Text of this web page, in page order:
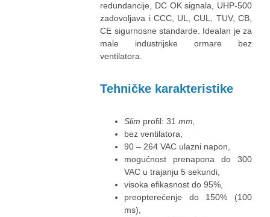
redundancije, DC OK signala, UHP-500
zadovoljava i CCC, UL, CUL, TUV, CB,
CE sigurnosne standarde. Idealan je za
male industrijske ormare bez
ventilatora.
Tehničke karakteristike
Slim profil: 31mm,
bez ventilatora,
90 – 264 VAC ulazni napon,
mogućnost prenapona do 300
VAC u trajanju 5 sekundi,
visoka efikasnost do 95%,
preopterećenje do 150% (100
ms),